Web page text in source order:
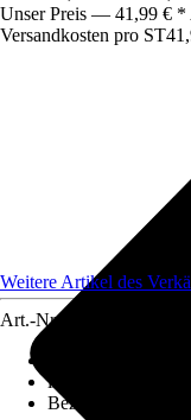
Unser Preis — 41,99 € *
Versandkosten pro ST
Weitere Artikel des
Art.-Nr.
inklusive
Bezeichnung